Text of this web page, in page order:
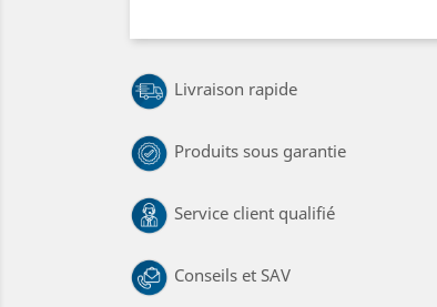
Livraison rapide
Produits sous garantie
Service client qualifié
Conseils et SAV